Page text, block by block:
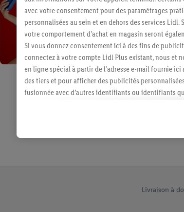
Livraison à
avec votre consentement pour des paramétrages
personnalisées au sein et en dehors des services
votre comportement d’achat en magasin seront
Si vous donnez consentement ici à des fins de
connectez à votre compte Lidl Plus existant, nous et
en ligne spécial à partir de l’adresse e-mail fournie
des tiers et pour afficher des publicités
fusionnée avec d’autres identifiants ou identifiants
vous avez montré de l’intérêt (par exemple en
l’achat) peuvent également être affichées sur
plusieurs services de Lidl peuvent vous être attribués
En cliquant sur « Refuser », vous pouvez autoriser
« Accepter », vous autorisez tous les traitements